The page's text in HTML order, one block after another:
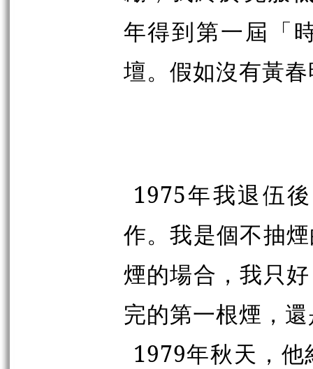
年得到第一屆「
壇。假如沒有黃
1975年我退伍
作。我是個不抽
煙的場合，我只
完的第一根煙，
1979年秋天，